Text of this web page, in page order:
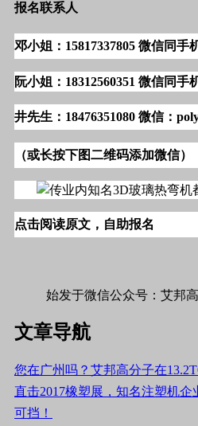
报名联系人
邓小姐：15817337805 微信同手
阮小姐：18312560351 微信同手
井先生：18476351080 微信：
（或长按下图二维码添加微信）
点击阅读原文，自助报名
始发于微信公众号：艾邦
文章导航
您在广州吗？艾邦高分子在
直击2017橡塑展，知名注塑机
可挡！